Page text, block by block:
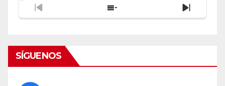
Previous
Episode
Show
Episodes
Next
Episode
SÍGUENOS